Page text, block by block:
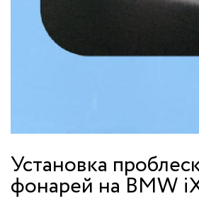
Установка
фонарей на BMW